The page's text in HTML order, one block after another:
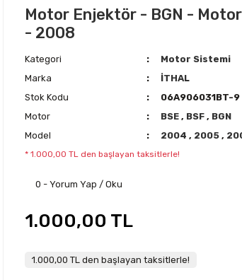
Motor Enjektör - BGN -
- 2008
Kategori
Motor Sistemi
Marka
İTHAL
Stok Kodu
06A906031BT-9
Motor
BSE, BSF, BGN
Model
2004, 2005,
* 1.000,00 TL den başlayan taksitlerle!
0 - Yorum Yap / Oku
1.000,00 TL
1.000,00 TL den başlayan taksitlerle!